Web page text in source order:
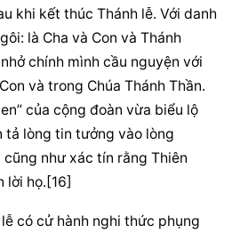
khi kết thúc Thánh lễ. Với danh
là Cha và Con và Thánh
chính mình cầu nguyện với
và trong Chúa Thánh Thần.
của cộng đoàn vừa biểu lộ
tả lòng tin tưởng vào lòng
cũng như xác tín rằng Thiên
lời họ.[16]
có cử hành nghi thức phụng